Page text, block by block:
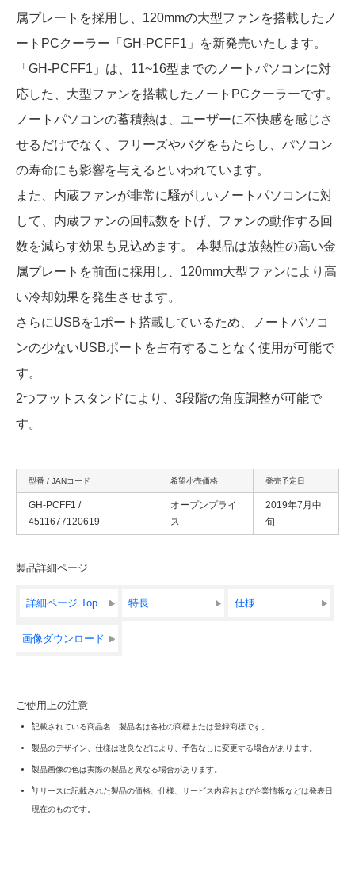
属プレートを採用し、 120mmの大型ファンを搭載したノ
ートPCクーラー「GH-PCFF1」を新発売いたします。
「GH-PCFF1」は、11~16型までのノートパソコンに対
応した、大型ファンを搭載したノートPCクーラーです。
ノートパソコンの蓄積熱は、ユーザーに不快感を感じさ
せるだけでなく、フリーズやバグをもたらし、パソコン
の寿命にも影響を与えるといわれています。
また、内蔵ファンが非常に騒がしいノートパソコンに対
して、内蔵ファンの回転数を下げ、ファンの動作する回
数を減らす効果も見込めます。 本製品は放熱性の高い金
属プレートを前面に採用し、120mm大型ファンにより高
い冷却効果を発生させます。
さらにUSBを1ポート搭載しているため、ノートパソコ
ンの少ないUSBポートを占有することなく使用が可能で
す。
2つフットスタンドにより、3段階の角度調整が可能で
す。
型番 / JANコード 希望小売価格 発売予定日
GH-PCFF1 /
4511677120619
オープンプライ
ス
2019年7月中
旬
製品詳細ページ
詳細ページ Top 特長 仕様
画像ダウンロード
ご使用上の注意
記載されている商品名、製品名は各社の商標または登録商標です。
製品のデザイン、仕様は改良などにより、予告なしに変更する場合があります。
製品画像の色は実際の製品と異なる場合があります。
リリースに記載された製品の価格、仕様、サービス内容および企業情報などは発表日
現在のものです。